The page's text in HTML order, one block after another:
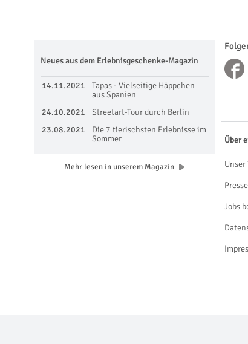
Neues aus dem Erlebnisgeschenke-Magazin
14.11.2021
Tapas - Vielseitige Häppchen
aus Spanien
24.10.2021
Streetart-Tour durch Berlin
23.08.2021
Die 7 tierischsten Erlebnisse im
Sommer
Mehr lesen in unserem Magazin
Über
Unser
Jobs